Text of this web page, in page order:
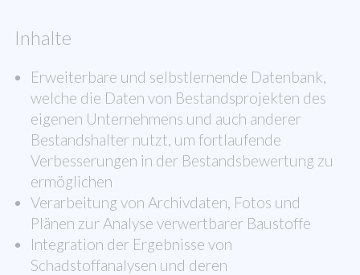
Inhalte
Erweiterbare und selbstlernende Datenbank,
welche die Daten von Bestandsprojekten des
eigenen Unternehmens und auch anderer
Bestandshalter nutzt, um fortlaufende
Verbesserungen in der Bestandsbewertung zu
ermöglichen
Verarbeitung von Archivdaten, Fotos und
Plänen zur Analyse verwertbarer Baustoffe
Integration der Ergebnisse von
Schadstoffanalysen und deren